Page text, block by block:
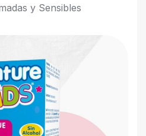
y Sensibles